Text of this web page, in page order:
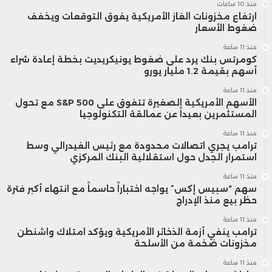
منذ 10 ساعات
ارتفاع مخزونات الغاز الأمريكية يفوق التوقعات ويخفف
ضغوط الأسعار
منذ 11 ساعة
كومرتس بنك يرد على ضغوط يونيكريديت بخطة إعادة شراء
أسهم بقيمة 1.2 مليار يورو
منذ 11 ساعة
الأسهم الأمريكية الصغيرة تتفوق على S&P 500 مع تحول
المستثمرين بعيداً عن عمالقة التكنولوجيا
منذ 11 ساعة
ترامب يجري اتصالات محدودة مع رئيس الفيدرالي وسط
استمرار الجدل حول استقلالية البنك المركزي
منذ 11 ساعة
سهم “سبيس إكس” يواجه اختباراً حاسماً مع انتهاء أكبر فترة
حظر بيع منذ الإدراج
منذ 11 ساعة
ترامب ينفي أزمة الذخائر الأمريكية ويؤكد امتلاك واشنطن
مخزونات ضخمة من الأسلحة
منذ 11 ساعة